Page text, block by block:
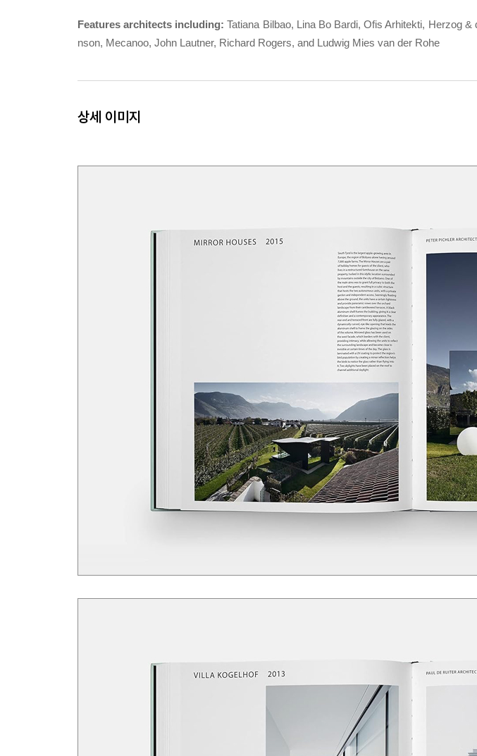
Features architects including: Tatiana Bilbao, Lina Bo Bardi, Ofis Arhitekti, Herzog
nson, Mecanoo, John Lautner, Richard Rogers, and Ludwig Mies van der Rohe
상세 이미지